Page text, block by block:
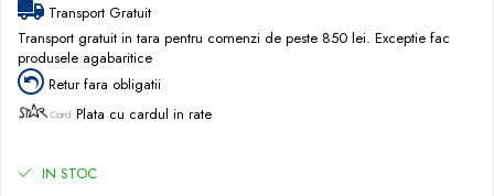
Transport Gratuit
Transport gratuit in tara pentru comenzi de peste 850 lei. Exceptie fac
produsele agabaritice
Retur fara obligatii
Plata cu cardul in rate
IN STOC